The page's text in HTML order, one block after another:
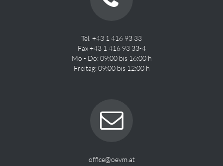
Tel. +43 1 416 93 33
Fax +43 1 416 93 33-4
Mo - Do: 09:00 bis 16:00 h
Freitag: 09:00 bis 12:00 h
office@oevm.at